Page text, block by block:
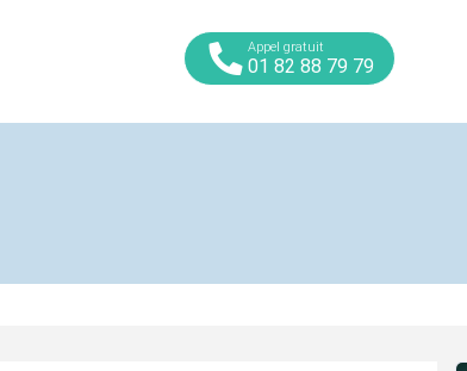
Appel gratuit
01 82 88 79 79